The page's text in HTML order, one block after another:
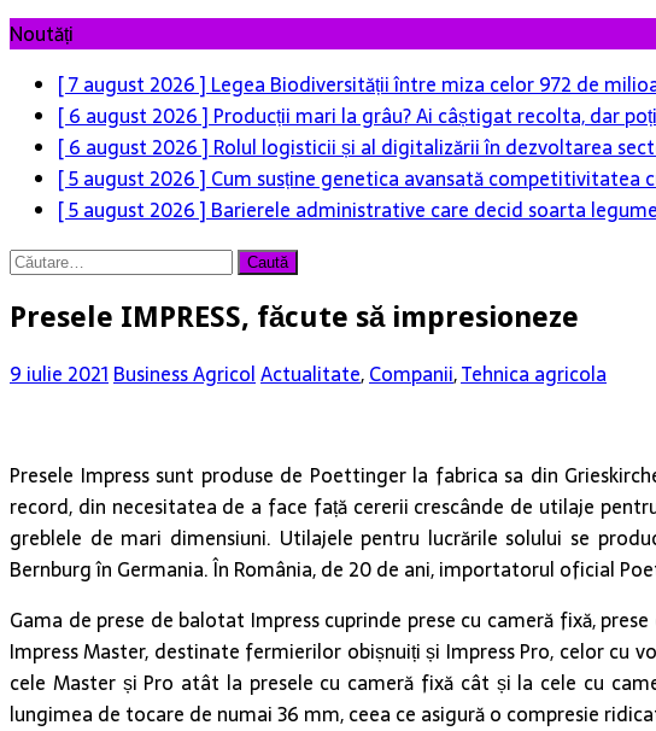
Noutăți
[ 7 august 2026 ] Legea Biodiversității între miza celor 972 de
[ 6 august 2026 ] Producții mari la grâu? Ai câștigat recolta, dar
[ 6 august 2026 ] Rolul logisticii și al digitalizării în dezvoltarea
[ 5 august 2026 ] Cum susține genetica avansată competitivitatea
[ 5 august 2026 ] Barierele administrative care decid soarta
Caută
Presele IMPRESS, făcute să impresioneze
9 iulie 2021 Business AgricolActualitate,Companii,Tehnica agricola
Presele Impress sunt produse de Poettinger la fabrica sa din
record, din necesitatea de a face față cererii crescânde de utilaje
greblele de mari dimensiuni. Utilajele pentru lucrările solului se
Bernburg în Germania. În România, de 20 de ani, importatorul oficial
Gama de prese de balotat Impress cuprinde prese cu cameră fixă,
Impress Master, destinate fermierilor obișnuiți și Impress Pro, celor cu
cele Master și Pro atât la presele cu cameră fixă cât și la cele cu
lungimea de tocare de numai 36 mm, ceea ce asigură o compresie